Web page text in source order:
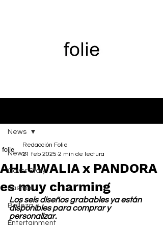
News
Cover Story
Fashion
Belleza
Entertainment
News
AHLUWALIA x PANDORA
es muy charming
Redacción Folie
21 feb 2025 2 min de lectura
Los seis diseños grabables ya están
disponibles para comprar y
personalizar.